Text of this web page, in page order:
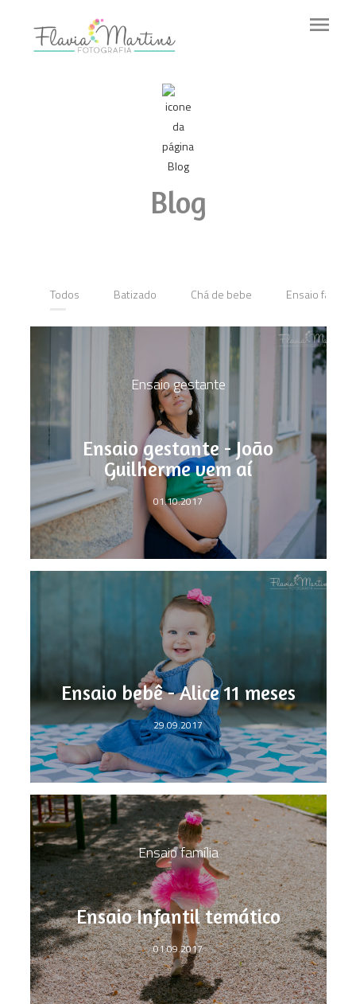
menu
Blog
Todos Batizado Chá de bebe Ensaio família
Ensaio gestante
Ensaio gestante - João
Guilherme vem aí
01.10.2017
Ensaio bebê - Alice 11 meses
29.09.2017
Ensaio família
Ensaio Infantil temático
01.09.2017